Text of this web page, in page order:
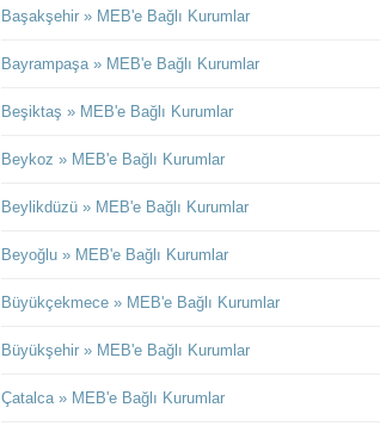
Başakşehir » MEB'e Bağlı Kurumlar
Bayrampaşa » MEB'e Bağlı Kurumlar
Beşiktaş » MEB'e Bağlı Kurumlar
Beykoz » MEB'e Bağlı Kurumlar
Beylikdüzü » MEB'e Bağlı Kurumlar
Beyoğlu » MEB'e Bağlı Kurumlar
Büyükçekmece » MEB'e Bağlı Kurumlar
Büyükşehir » MEB'e Bağlı Kurumlar
Çatalca » MEB'e Bağlı Kurumlar